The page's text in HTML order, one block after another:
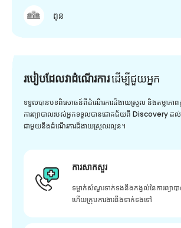
ពុន
របៀបដែលវាដំណើរការដើម្បី​ជួយ​អ្នក
ទទួលបានបទពិសោធន៍ពីដំណើរការដ៏ងាយស្រួល និងតម្លាភាពក្នុ
ការព្យាបាលរបស់អ្នកទទួលបានជោគជ័យពី Discovery ដ
ជាមួយនឹងដំណើរការដ៏ងាយស្រួលរលូន។
ការសាកសួរ
ទម្លាក់សំណួរទាក់ទងនឹងកង្វល់នៃការព្យាប
ហើយក្រុមការងារនឹងទាក់ទងទៅ